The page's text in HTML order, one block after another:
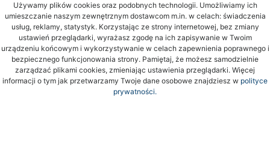
Używamy plików cookies oraz podobnych technologii. Umożliwiamy ich
umieszczanie naszym zewnętrznym dostawcom m.in. w celach: świadczenia
usług, reklamy, statystyk. Korzystając ze strony internetowej, bez zmiany
ustawień przeglądarki, wyrażasz zgodę na ich zapisywanie w Twoim
urządzeniu końcowym i wykorzystywanie w celach zapewnienia poprawnego i
bezpiecznego funkcjonowania strony. Pamiętaj, że możesz samodzielnie
zarządzać plikami cookies, zmieniając ustawienia przeglądarki. Więcej
informacji o tym jak przetwarzamy Twoje dane osobowe znajdziesz w polityce
prywatności.